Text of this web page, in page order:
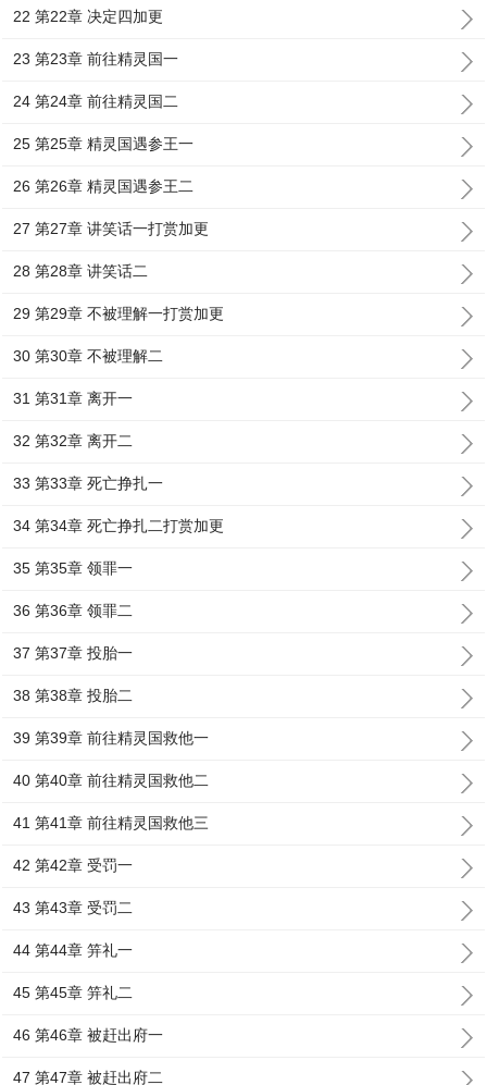
22 第22章 决定四加更
23 第23章 前往精灵国一
24 第24章 前往精灵国二
25 第25章 精灵国遇参王一
26 第26章 精灵国遇参王二
27 第27章 讲笑话一打赏加更
28 第28章 讲笑话二
29 第29章 不被理解一打赏加更
30 第30章 不被理解二
31 第31章 离开一
32 第32章 离开二
33 第33章 死亡挣扎一
34 第34章 死亡挣扎二打赏加更
35 第35章 领罪一
36 第36章 领罪二
37 第37章 投胎一
38 第38章 投胎二
39 第39章 前往精灵国救他一
40 第40章 前往精灵国救他二
41 第41章 前往精灵国救他三
42 第42章 受罚一
43 第43章 受罚二
44 第44章 笄礼一
45 第45章 笄礼二
46 第46章 被赶出府一
47 第47章 被赶出府二